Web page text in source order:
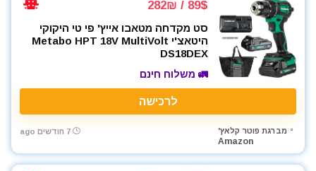
89$ / 282₪
סט מקדחה מטאבו אייץ' פי טי היקוקי
היטאצ'י Metabo HPT 18V MultiVolt
DS18DEX
🚛 משלוח חינם
לרכישה
מברגת פוטר קלאץ'
Amazon
7 חודשים ago